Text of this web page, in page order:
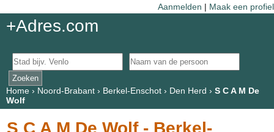
Aanmelden | Maak een profiel
+Adres.com
Home› Noord-Brabant› Berkel-Enschot› Den Herd › S C A M De
Wolf
S C A M De Wolf - Berkel-